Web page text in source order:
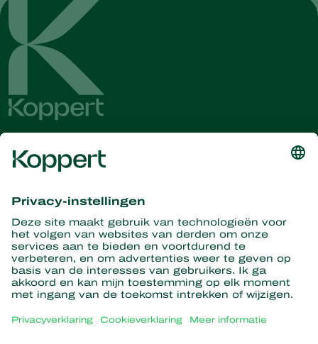
Ontvang het laatste nieuws en
informatie
Hier aanmelden
Partners with Nature
Roofmijten
Roofinsecten